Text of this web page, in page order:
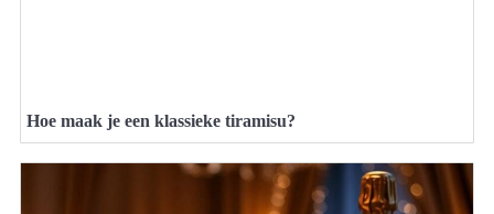
Hoe maak je een klassieke tiramisu?